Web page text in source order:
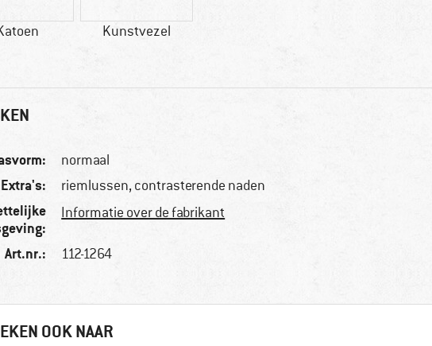
Kunstvezel
normaal
Extra's: riemlussen, contrasterende naden
Informatie over de fabrikant
Art.nr.: 112-1264
OOK NAAR